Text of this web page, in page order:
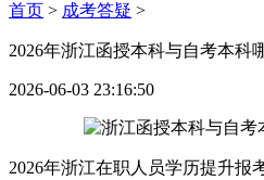
首页 > 成考答疑 >
2026年浙江函授本科与自考本科
2026-06-03 23:16:50
2026年浙江在职人员学历提升报